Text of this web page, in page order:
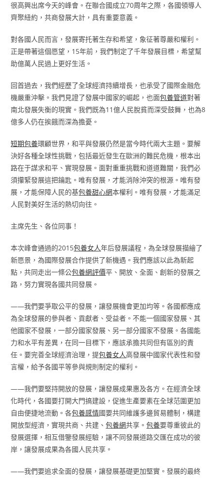
很高興出席今天的峰會。在聯合國成立70周年之際，各國領導人
齊聚紐約，共商發展大計，具有重要意義。
對各國人民而言，發展寄托著生存和希望，象征著尊嚴和權利。
正是帶著這個愿望，15年前，我們制定了千年發展目標，希望幫
助億萬人民過上更好生活。
回首過去，我們經歷了全球經濟持續增長，也承受了國際金融危
機嚴重沖擊。我們見證了發展中國家的崛起，也面包養管道對著
南北發展失衡的現實。我們既為11億人民脫貧而深受鼓舞，也為8
億多人仍在挨餓而深為擔憂。
短期包養環顧世界，和平與發展仍然是當今時代兩大主題。要解
決好各種全球性挑戰，包括最近發生在歐洲的難民危機，根本出
路在于謀求和平、實現發展。面對重重挑戰和道道難關，我們必
須攥緊發展這把鑰匙。唯有發展，才能消除沖突的根源。唯有發
展，才能保障人民的基包養甜心網本權利。唯有發展，才能滿足
人民對美好生活的熱切向往。
主席先生、各位同事！
本次峰會通過的2015包養女人年后發展議程，為全球發展描繪了
新愿景，為國際發展合作提供了新機遇。我們應該以此為新起
點，共同走出一條公包養網評價平、開放、全面、創新的發展之
路，努力實現各國共同發展。
——我們要爭取公平的發展，讓發展機會更加均等。各國都應成
為全球發展的參與者、貢獻者、受益者。不能一個國家發展、其
他國家不發展，一部分國家發展、另一部分國家不發展。各國能
力和水平有差異，在同一目標下，應該承擔共同但有區別的責
任。要完善全球經濟治理，提包養女人高發展中國家代表性和發
言權，給予各國平等參與規則制定的權利。
——我們要堅持開放的發展，讓發展成果惠及各方。在經濟全球
化時代，各國要打開大門搞建設，促進生產要素在全球范圍更加
自由便捷地流動。各包養感情國要共同維護多邊貿易體制，構建
開放型經濟，實現共商、共建、包養網共享。包養要尊重彼此的
發展選擇，相互借鑒發展經驗，讓不同發展道路交匯在成功的彼
岸，讓發展成果為各國人民共享。
——我們要追求全面的發展，讓發展基礎更加堅實。發展的最終